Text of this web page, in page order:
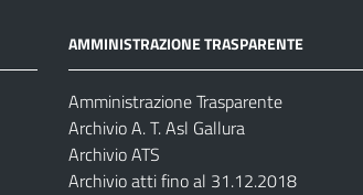
AMMINISTRAZIONE TRASPARENTE
Amministrazione Trasparente
Archivio A. T. Asl Gallura
Archivio ATS
Archivio atti fino al 31.12.2018